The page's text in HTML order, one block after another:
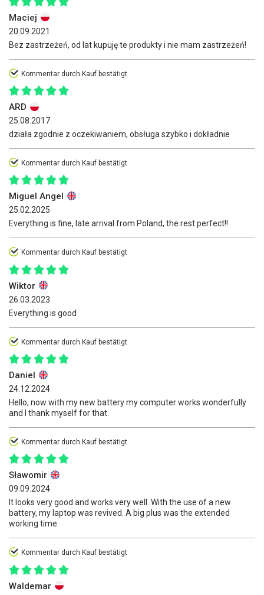
Maciej
20.09.2021
Bez zastrzeżeń, od lat kupuję te produkty i nie mam zastrzeżeń!
Kommentar durch Kauf bestätigt
ARD
25.08.2017
działa zgodnie z oczekiwaniem, obsługa szybko i dokładnie
Kommentar durch Kauf bestätigt
Miguel Angel
25.02.2025
Everything is fine, late arrival from Poland, the rest perfect!!
Kommentar durch Kauf bestätigt
Wiktor
26.03.2023
Everything is good
Kommentar durch Kauf bestätigt
Daniel
24.12.2024
Hello, now with my new battery my computer works wonderfully
and I thank myself for that.
Kommentar durch Kauf bestätigt
Sławomir
09.09.2024
It looks very good and works very well. With the use of a new
battery, my laptop was revived. A big plus was the extended
working time.
Kommentar durch Kauf bestätigt
Waldemar